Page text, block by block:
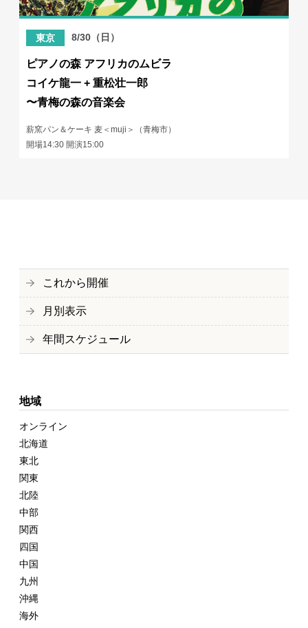
東京 8/30（日）
ピアノの森 アフリカのムビラ
コイケ龍一 + 重松壮一郎
〜青梅の森の音楽会
薪窯パン＆ケーキ 麦＜muji＞（青梅市）
開場14:30 開演15:00
これから開催
月別表示
年間スケジュール
地域
オンライン
北海道
東北
関東
北陸
中部
関西
四国
中国
九州
沖縄
海外